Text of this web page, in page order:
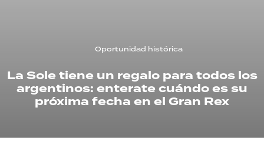
Oportunidad histórica
La Sole tiene un regalo para todos los
argentinos: enterate cuándo es su
próxima fecha en el Gran Rex
RECETAS
PALABRAS